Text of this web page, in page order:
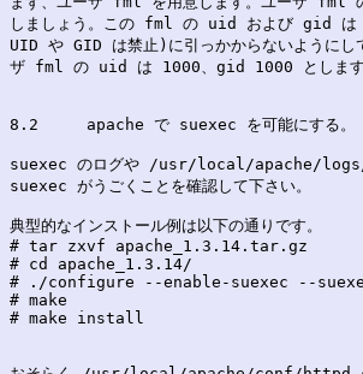
しましょう。この fml の uid および gid は
UID や GID は禁止)に引っかからないようにし
ザ fml の uid は 1000、gid 1000 とします
8.2	apache で suexec を可能にする。
suexec のログや /usr/local/apache/
suexec がうごくことを確認して下さい。
典型的なインストール例は以下の通りです。
# tar zxvf apache_1.3.14.tar.gz
# cd apache_1.3.14/
# ./configure --enable-suexec --
# make
# make install